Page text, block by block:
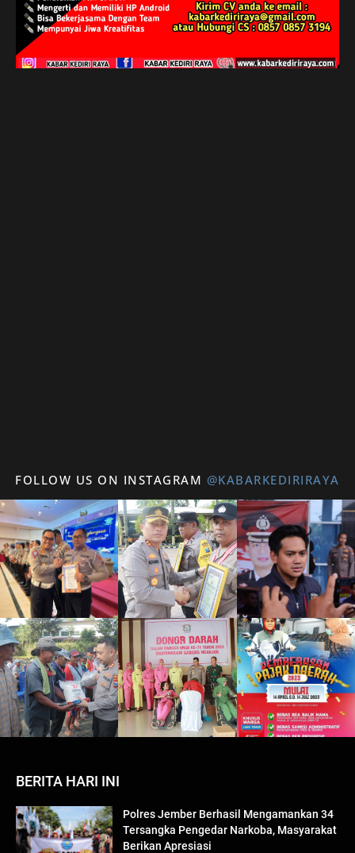
FOLLOW US ON INSTAGRAM @KABARKEDIRIRAYA
BERITA HARI INI
Polres Jember Berhasil Mengamankan 34
Tersangka Pengedar Narkoba, Masyarakat
Berikan Apresiasi